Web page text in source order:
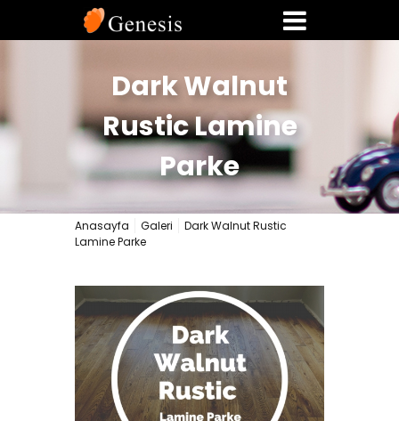
Dark Walnut
Rustic Lamine
Parke
Anasayfa Galeri
Dark Walnut Rustic
Lamine Parke